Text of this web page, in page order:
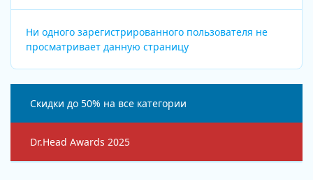
Ни одного зарегистрированного пользователя не
просматривает данную страницу
Скидки до 50% на все категории
Dr.Head Awards 2025